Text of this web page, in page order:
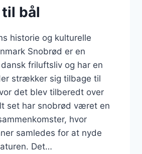
bål
historie og kulturelle
Snobrød er en
friluftsliv og har en
strækker sig tilbage til
det blev tilberedt over
set har snobrød været en
hvor
samledes for at nyde
Det…